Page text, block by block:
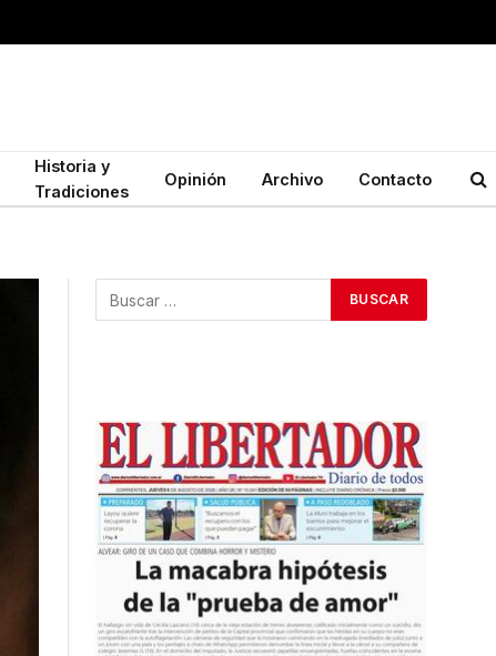
Historia y
Tradiciones
Opinión Archivo Contacto